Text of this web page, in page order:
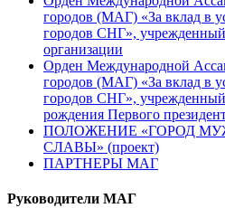
городов (МАГ) «За вклад в
городов СНГ», учрежденный
организации
Орден Международной
городов (МАГ) «За вклад в
городов СНГ»,
рождения Первого
ПОЛОЖЕНИЕ «ГОРОД
СЛАВЫ» (проект)
ПАРТНЕРЫ МАГ
Руководители МАГ